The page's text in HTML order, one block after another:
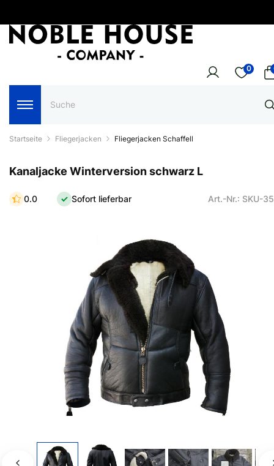
0
Startseite Fliegerjacken Fliegerjacken Schaffell
Kanaljacke Winterversion schwarz L
0.0 Sofort lieferbar Art.-Nr.: SKU-